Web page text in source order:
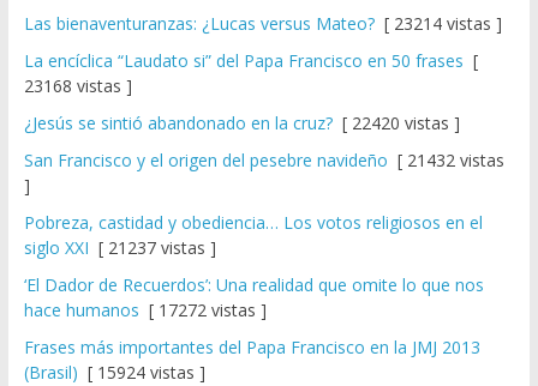
Las bienaventuranzas: ¿Lucas versus Mateo?[ 23214 vistas ]
La encíclica “Laudato si” del Papa Francisco en 50 frases [
23168 vistas ]
¿Jesús se sintió abandonado en la cruz?[ 22420 vistas ]
San Francisco y el origen del pesebre navideño [ 21432 vistas
]
Pobreza, castidad y obediencia… Los votos religiosos en el
siglo XXI [ 21237 vistas ]
‘El Dador de Recuerdos’: Una realidad que omite lo que nos
hace humanos [ 17272 vistas ]
Frases más importantes del Papa Francisco en la JMJ 2013
(Brasil) [ 15924 vistas ]